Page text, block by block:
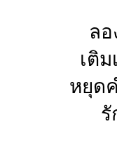
ล
เติ
หยุด